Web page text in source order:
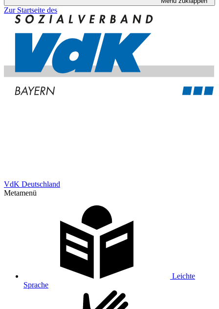
Zur Startseite des
VdK Deutschland
Metamenü
Leichte
Sprache